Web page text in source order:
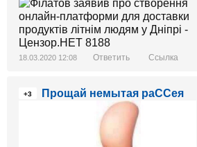
18.03.2020 12:08 Ответить Ссылка
+3 Прощай немытая раССея